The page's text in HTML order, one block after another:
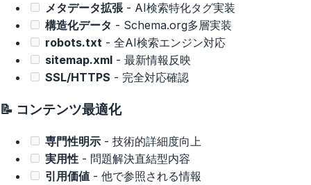
メタデータ拡張- AI検索特化タグ実装
構造化データ - Schema.org多層実装
robots.txt - 全AI検索エンジン対応
sitemap.xml - 最新情報反映
SSL/HTTPS - 完全対応確認
📝 コンテンツ最適化
専門性明示 - 技術的詳細度向上
実用性 - 問題解決直結型内容
引用価値 - 他で参照される情報